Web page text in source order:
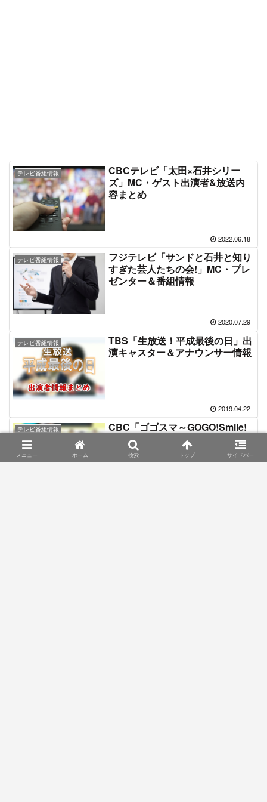
テレビ番組情報
CBCテレビ「太田×石井シリー
ズ」MC・ゲスト出演者&放送内
容まとめ
2022.06.18
テレビ番組情報
フジテレビ「サンドと石井と知り
すぎた芸人たちの会!」MC・プレ
ゼンター＆番組情報
2020.07.29
テレビ番組情報
TBS「生放送！平成最後の日」出
演キャスター＆アナウンサー情報
2019.04.22
テレビ番組情報
CBC「ゴゴスマ～GOGO!Smile!
～」MC・女子アナ＆レギュラー
出演者情報
メニュー ホーム 検索 トップ サイドバー